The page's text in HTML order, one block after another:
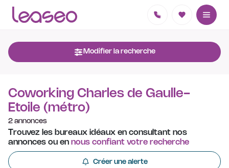
Modifier la recherche
Coworking Charles de Gaulle-
Etoile (métro)
2 annonces
Trouvez les bureaux idéaux en consultant nos
annonces ou en nous confiant votre recherche
Créer une alerte